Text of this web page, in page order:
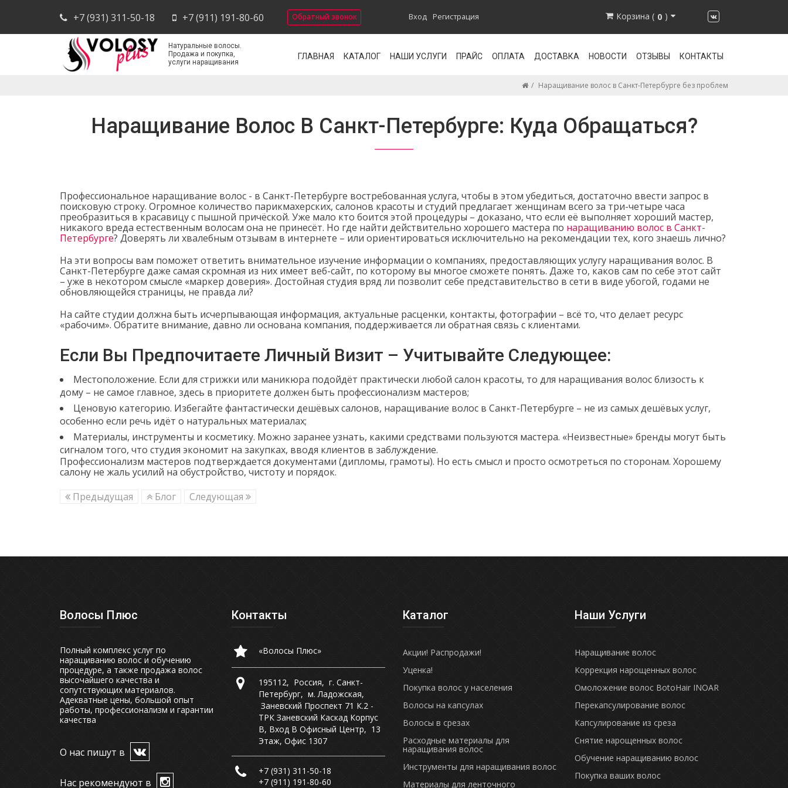
+7 (931) 311-50-18 +7 (911) 191-80-60 Обратный звонок Вход Регистрация Корзина ( 0 )
Натуральные волосы.
Продажа и покупка,
услуги наращивания
ГЛАВНАЯ КАТАЛОГ НАШИ УСЛУГИ ПРАЙС ОПЛАТА ДОСТАВКА НОВОСТИ ОТЗЫВЫ КОНТАКТЫ
Наращивание волос в Санкт-Петербурге без проблем
Наращивание Волос В Санкт-Петербурге: Куда Обращаться?
Профессиональное наращивание волос - в Санкт-Петербурге востребованная услуга, чтобы в этом убедиться, достаточно ввести запрос в
поисковую строку. Огромное количество парикмахерских, салонов красоты и студий предлагает женщинам всего за три-четыре часа
преобразиться в красавицу с пышной причёской. Уже мало кто боится этой процедуры – доказано, что если её выполняет хороший мастер,
никакого вреда естественным волосам она не принесёт. Но где найти действительно хорошего мастера по наращиванию волос в Санкт-
Петербурге? Доверять ли хвалебным отзывам в интернете – или ориентироваться исключительно на рекомендации тех, кого знаешь лично?
На эти вопросы вам поможет ответить внимательное изучение информации о компаниях, предоставляющих услугу наращивания волос. В
Санкт-Петербурге даже самая скромная из них имеет веб-сайт, по которому вы многое сможете понять. Даже то, каков сам по себе этот сайт
– уже в некотором смысле «маркер доверия». Достойная студия вряд ли позволит себе представительство в сети в виде убогой, годами не
обновляющейся страницы, не правда ли?
На сайте студии должна быть исчерпывающая информация, актуальные расценки, контакты, фотографии – всё то, что делает ресурс
«рабочим». Обратите внимание, давно ли основана компания, поддерживается ли обратная связь с клиентами.
Если Вы Предпочитаете Личный Визит – Учитывайте Следующее:
Местоположение. Если для стрижки или маникюра подойдёт практически любой салон красоты, то для наращивания волос близость к
дому – не самое главное, здесь в приоритете должен быть профессионализм мастеров;
Ценовую категорию. Избегайте фантастически дешёвых салонов, наращивание волос в Санкт-Петербурге – не из самых дешёвых услуг,
особенно если речь идёт о натуральных материалах;
Материалы, инструменты и косметику. Можно заранее узнать, какими средствами пользуются мастера. «Неизвестные» бренды могут быть
сигналом того, что студия экономит на закупках, вводя клиентов в заблуждение.
Профессионализм мастеров подтверждается документами (дипломы, грамоты). Но есть смысл и просто осмотреться по сторонам. Хорошему
салону не жаль усилий на обустройство, чистоту и порядок.
Предыдущая
Блог Следующая
Волосы Плюс
Полный комплекс услуг по
наращиванию волос и обучению
процедуре, а также продажа волос
высочайшего качества и
сопутствующих материалов.
Адекватные цены, большой опыт
работы, профессионализм и гарантии
качества
О нас пишут в
Нас рекомендуют в
Контакты
«Волосы Плюс»
195112, Россия, г. Санкт-
Петербург, м. Ладожская,
Заневский Проспект 71 К.2 -
ТРК Заневский Каскад Корпус
В, Вход В Офисный Центр, 13
Этаж, Офис 1307
+7 (931) 311-50-18
+7 (911) 191-80-60
Каталог
Акции! Распродажи!
Уценка!
Покупка волос у населения
Волосы на капсулах
Волосы в срезах
Расходные материалы для
наращивания волос
Инструменты для наращивания волос
Материалы для ленточного
Наши Услуги
Наращивание волос
Коррекция нарощенных волос
Омоложение волос BotoHair INOAR
Перекапсулирование волос
Капсулирование из среза
Снятие нарощенных волос
Обучение наращиванию волос
Покупка ваших волос